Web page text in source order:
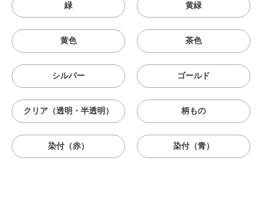
緑 黄緑
黄色 茶色
シルバー ゴールド
クリア（透明・半透明） 柄もの
染付（赤） 染付（青）